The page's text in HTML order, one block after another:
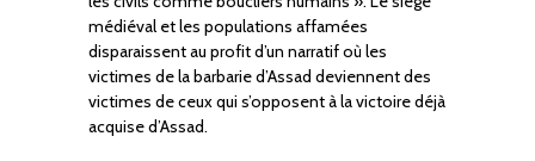
médiéval et les populations affamées
disparaissent au profit d’un narratif où les
victimes de la barbarie d’Assad deviennent des
victimes de ceux qui s’opposent à la victoire déjà
acquise d’Assad.